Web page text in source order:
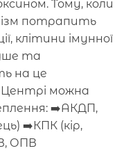
Тому, коли
потрапить
клітини імунної
та
на це
можна
➡️АКДП,
➡️КПК (кір,
ОПВ